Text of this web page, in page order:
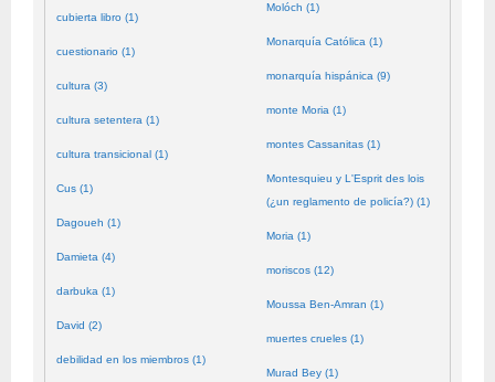
cubierta libro (1)
cuestionario (1)
cultura (3)
cultura setentera (1)
cultura transicional (1)
Cus (1)
Dagoueh (1)
Damieta (4)
darbuka (1)
David (2)
debilidad en los miembros (1)
Molóch (1)
Monarquía Católica (1)
monarquía hispánica (9)
monte Moria (1)
montes Cassanitas (1)
Montesquieu y L'Esprit des lois
(¿un reglamento de policía?) (1)
Moria (1)
moriscos (12)
Moussa Ben-Amran (1)
muertes crueles (1)
Murad Bey (1)